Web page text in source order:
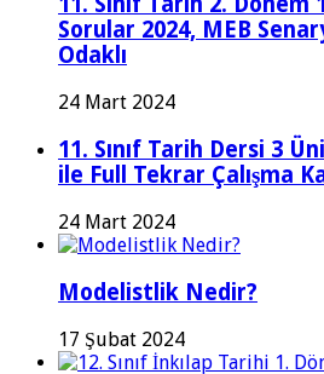
Sorular 2024, MEB
Odaklı
24 Mart 2024
11. Sınıf Tarih Dersi 3
ile Full Tekrar Çalışma
24 Mart 2024
Modelistlik Nedir?
17 Şubat 2024